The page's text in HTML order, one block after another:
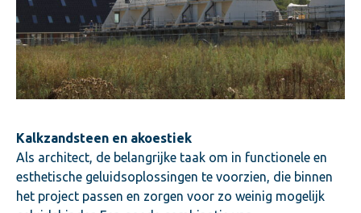
Kalkzandsteen en akoestiek
Als architect, de belangrijke taak om in functionele en
esthetische geluidsoplossingen te voorzien, die binnen
het project passen en zorgen voor zo weinig mogelijk